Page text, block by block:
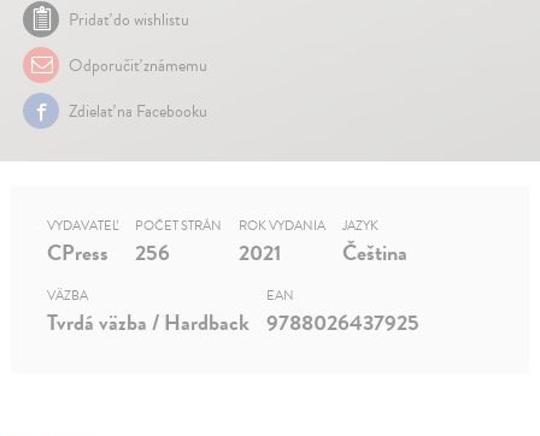
Pridať do wishlistu
Odporučiť známemu
Zdielať na Facebooku
VYDAVATEĽ
CPress
POČET STRÁN
256
ROK VYDANIA
2021
JAZYK
Čeština
VÄZBA
Tvrdá väzba / Hardback
EAN
9788026437925